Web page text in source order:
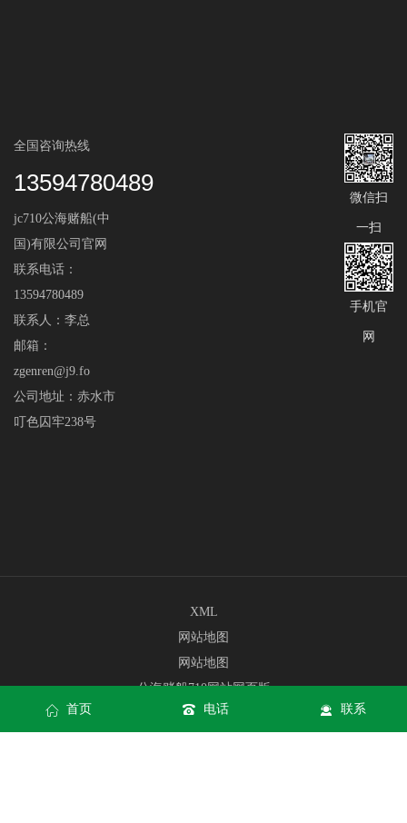
全国咨询热线
13594780489
jc710公海赌船(中
国)有限公司官网
联系电话：
13594780489
联系人：李总
邮箱：
zgenren@j9.fo
公司地址：赤水市
叮色囚牢238号
微信扫
一扫
手机官
网
XML
网站地图
网站地图
公海赌船710网站网页版
公海赌船710网站手机版入口
首页 电话 联系